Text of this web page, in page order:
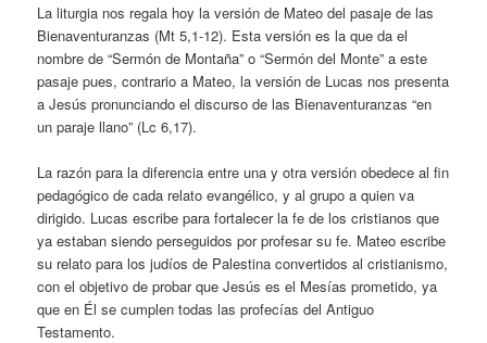
La liturgia nos regala hoy la versión de Mateo del pasaje de las
Bienaventuranzas (Mt 5,1-12). Esta versión es la que da el
nombre de “Sermón de Montaña” o “Sermón del Monte” a este
pasaje pues, contrario a Mateo, la versión de Lucas nos presenta
a Jesús pronunciando el discurso de las Bienaventuranzas “en
un paraje llano” (Lc 6,17).
La razón para la diferencia entre una y otra versión obedece al fin
pedagógico de cada relato evangélico, y al grupo a quien va
dirigido. Lucas escribe para fortalecer la fe de los cristianos que
ya estaban siendo perseguidos por profesar su fe. Mateo escribe
su relato para los judíos de Palestina convertidos al cristianismo,
con el objetivo de probar que Jesús es el Mesías prometido, ya
que en Él se cumplen todas las profecías del Antiguo
Testamento.